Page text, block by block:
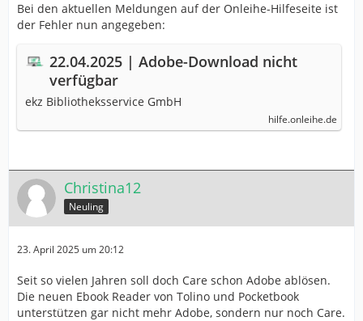
Bei den aktuellen Meldungen auf der Onleihe-Hilfeseite ist
der Fehler nun angegeben:
22.04.2025 | Adobe-Download nicht
verfügbar
ekz Bibliotheksservice GmbH
hilfe.onleihe.de
Christina12
Neuling
23. April 2025 um 20:12
Seit so vielen Jahren soll doch Care schon Adobe ablösen.
Die neuen Ebook Reader von Tolino und Pocketbook
unterstützen gar nicht mehr Adobe, sondern nur noch Care.